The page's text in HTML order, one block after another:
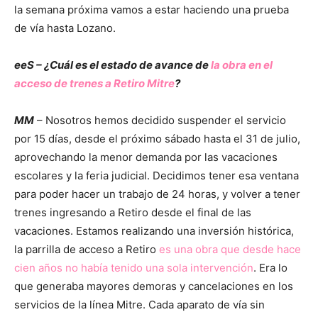
la semana próxima vamos a estar haciendo una prueba
de vía hasta Lozano.
eeS – ¿Cuál es el estado de avance dela obra en el
acceso de trenes a Retiro Mitre?
MM – Nosotros hemos decidido suspender el servicio
por 15 días, desde el próximo sábado hasta el 31 de julio,
aprovechando la menor demanda por las vacaciones
escolares y la feria judicial. Decidimos tener esa ventana
para poder hacer un trabajo de 24 horas, y volver a tener
trenes ingresando a Retiro desde el final de las
vacaciones. Estamos realizando una inversión histórica,
la parrilla de acceso a Retiro es una obra que desde hace
cien años no había tenido una sola intervención. Era lo
que generaba mayores demoras y cancelaciones en los
servicios de la línea Mitre. Cada aparato de vía sin